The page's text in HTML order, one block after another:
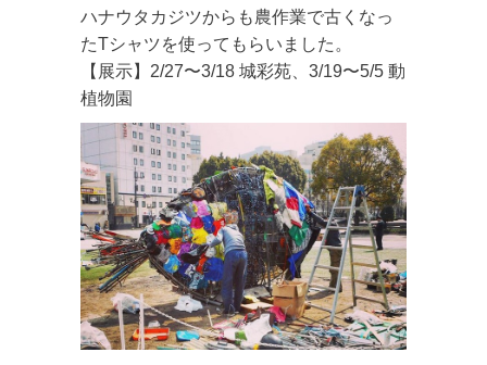
ハナウタカジツからも農作業で古くなっ
たTシャツを使ってもらいました。
【展示】2/27〜3/18 城彩苑、3/19〜5/5 動
植物園